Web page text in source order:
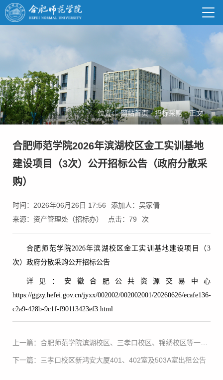
位置：网站首页-招标采购-正文
合肥师范学院2026年滨湖校区金工实训基地
建设项目（3次）公开招标公告（政府分散采
购）
时间：2026年06月26日 17:56
添加人：吴家倩
来源：资产管理处（招标办）
点击： 79 次
合肥师范学院2026年滨湖校区金工实训基地建设项目（3
次）政府分散采购公开招标公告
详见：安徽合肥公共资源交易中心
https://ggzy.hefei.gov.cn/jyxx/002002/002002001/20260626/ecafe136-
c2a9-428b-9c1f-f90113423ef3.html
下一篇：三孝口校区新鸿安大厦401、402室及503A室出租公告